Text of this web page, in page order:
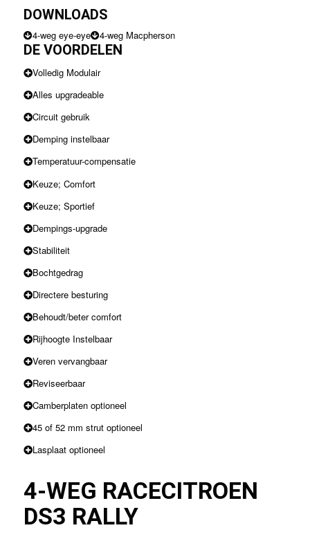
DOWNLOADS
4-weg eye-eye 4-weg Macpherson
DE VOORDELEN
Volledig Modulair
Alles upgradeable
Circuit gebruik
Demping instelbaar
Temperatuur-compensatie
Keuze; Comfort
Keuze; Sportief
Dempings-upgrade
Stabiliteit
Bochtgedrag
Directere besturing
Behoudt/beter comfort
Rijhoogte Instelbaar
Veren vervangbaar
Reviseerbaar
Camberplaten optioneel
45 of 52 mm strut optioneel
Lasplaat optioneel
4-WEG RACECITROEN
DS3 RALLY